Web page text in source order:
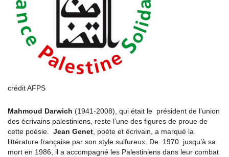
crédit AFPS
Mahmoud Darwich (1941-2008), qui était le président de l’union
des écrivains palestiniens, reste l’une des figures de proue de
cette poésie. Jean Genet , poète et écrivain, a marqué la
littérature française par son style sulfureux. De 1970 jusqu’à sa
mort en 1986, il a accompagné les Palestiniens dans leur combat